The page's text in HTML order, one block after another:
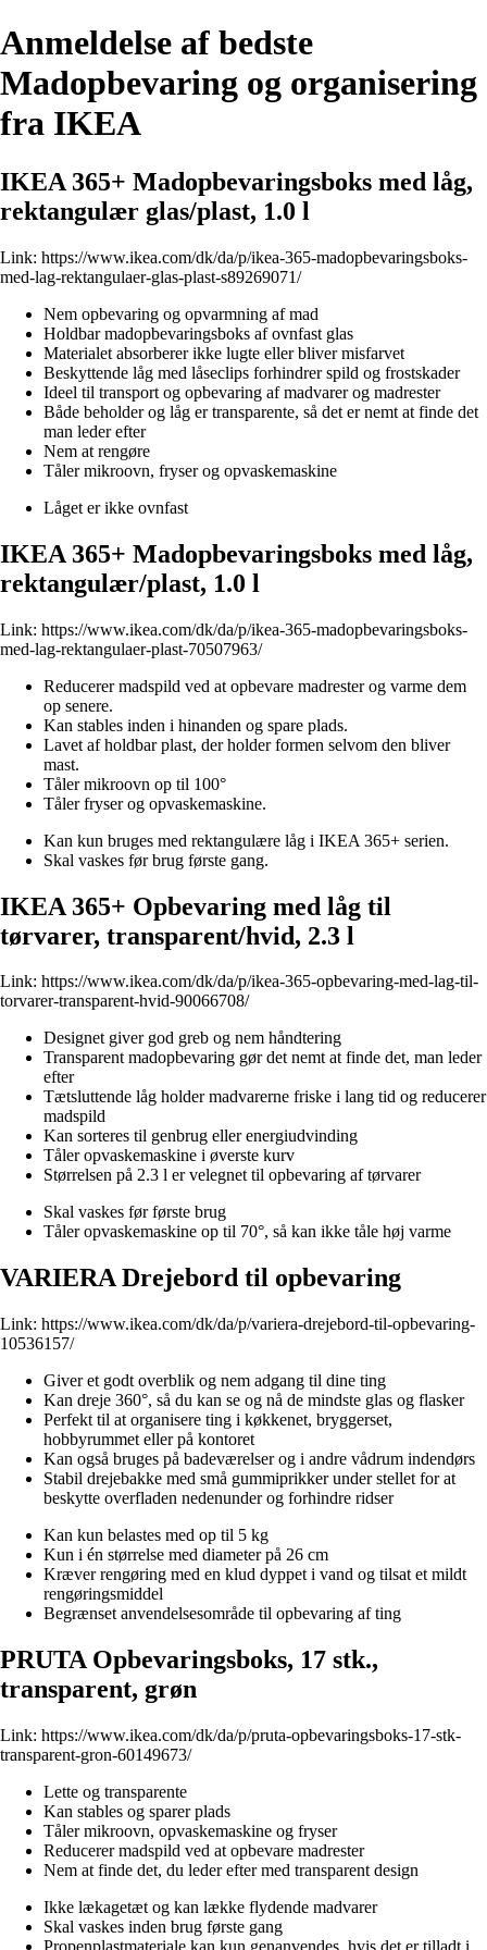
Anmeldelse af bedste
Madopbevaring og organisering
fra IKEA
IKEA 365+ Madopbevaringsboks med låg,
rektangulær glas/plast, 1.0 l
Link: https://www.ikea.com/dk/da/p/ikea-365-madopbevaringsboks-
med-lag-rektangulaer-glas-plast-s89269071/
Nem opbevaring og opvarmning af mad
Holdbar madopbevaringsboks af ovnfast glas
Materialet absorberer ikke lugte eller bliver misfarvet
Beskyttende låg med låseclips forhindrer spild og frostskader
Ideel til transport og opbevaring af madvarer og madrester
Både beholder og låg er transparente, så det er nemt at finde det
man leder efter
Nem at rengøre
Tåler mikroovn, fryser og opvaskemaskine
Låget er ikke ovnfast
IKEA 365+ Madopbevaringsboks med låg,
rektangulær/plast, 1.0 l
Link: https://www.ikea.com/dk/da/p/ikea-365-madopbevaringsboks-
med-lag-rektangulaer-plast-70507963/
Reducerer madspild ved at opbevare madrester og varme dem
op senere.
Kan stables inden i hinanden og spare plads.
Lavet af holdbar plast, der holder formen selvom den bliver
mast.
Tåler mikroovn op til 100°
Tåler fryser og opvaskemaskine.
Kan kun bruges med rektangulære låg i IKEA 365+ serien.
Skal vaskes før brug første gang.
IKEA 365+ Opbevaring med låg til
tørvarer, transparent/hvid, 2.3 l
Link: https://www.ikea.com/dk/da/p/ikea-365-opbevaring-med-lag-til-
torvarer-transparent-hvid-90066708/
Designet giver god greb og nem håndtering
Transparent madopbevaring gør det nemt at finde det, man leder
efter
Tætsluttende låg holder madvarerne friske i lang tid og reducerer
madspild
Kan sorteres til genbrug eller energiudvinding
Tåler opvaskemaskine i øverste kurv
Størrelsen på 2.3 l er velegnet til opbevaring af tørvarer
Skal vaskes før første brug
Tåler opvaskemaskine op til 70°, så kan ikke tåle høj varme
VARIERA Drejebord til opbevaring
Link: https://www.ikea.com/dk/da/p/variera-drejebord-til-opbevaring-
10536157/
Giver et godt overblik og nem adgang til dine ting
Kan dreje 360°, så du kan se og nå de mindste glas og flasker
Perfekt til at organisere ting i køkkenet, bryggerset,
hobbyrummet eller på kontoret
Kan også bruges på badeværelser og i andre vådrum indendørs
Stabil drejebakke med små gummiprikker under stellet for at
beskytte overfladen nedenunder og forhindre ridser
Kan kun belastes med op til 5 kg
Kun i én størrelse med diameter på 26 cm
Kræver rengøring med en klud dyppet i vand og tilsat et mildt
rengøringsmiddel
Begrænset anvendelsesområde til opbevaring af ting
PRUTA Opbevaringsboks, 17 stk.,
transparent, grøn
Link: https://www.ikea.com/dk/da/p/pruta-opbevaringsboks-17-stk-
transparent-gron-60149673/
Lette og transparente
Kan stables og sparer plads
Tåler mikroovn, opvaskemaskine og fryser
Reducerer madspild ved at opbevare madrester
Nem at finde det, du leder efter med transparent design
Ikke lækagetæt og kan lække flydende madvarer
Skal vaskes inden brug første gang
Propenplastmateriale kan kun genanvendes, hvis det er tilladt i